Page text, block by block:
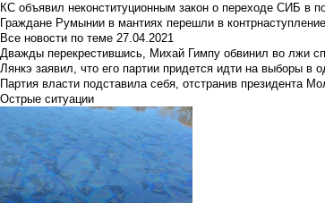
КС объявил неконституционным закон о переходе СИБ в
Граждане Румынии в мантиях перешли в контрнаступление
Все новости по теме 27.04.2021
Дважды перекрестившись, Михай Гимпу обвинил во лжи
Лянкэ заявил, что его партии придется идти на выборы в
Партия власти подставила себя, отстранив президента
Острые ситуации